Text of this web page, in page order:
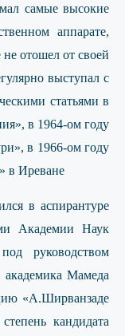
самые высокие
аппарате,
отошел от своей
выступал с
статьями в
в 1964-ом году
в 1966-ом году
в Иреване
в аспирантуре
Академии Наук
руководством
академика Мамеда
«А.Ширванзаде
кандидата